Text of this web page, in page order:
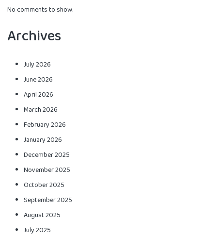
No comments to show.
Archives
July 2026
June 2026
April 2026
March 2026
February 2026
January 2026
December 2025
November 2025
October 2025
September 2025
August 2025
July 2025